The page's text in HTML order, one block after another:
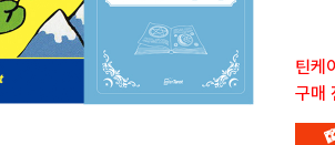
틴케
구매